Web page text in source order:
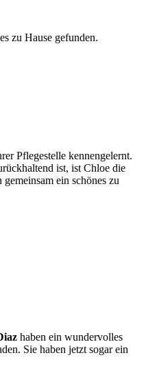
zu Hause gefunden.
Pflegestelle kennengelernt.
ist, ist Chloe die
ein schönes zu
haben ein wundervolles
Sie haben jetzt sogar ein